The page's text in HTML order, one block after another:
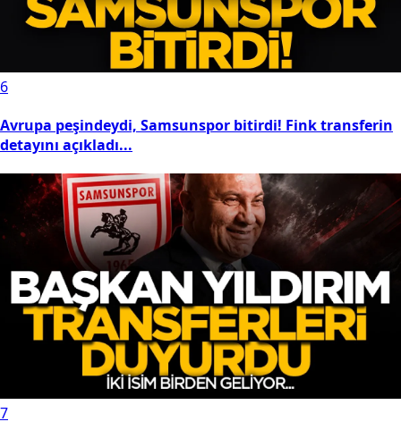
6
Avrupa peşindeydi, Samsunspor bitirdi! Fink transferin
detayını açıkladı...
7